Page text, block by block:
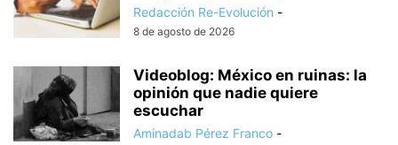
Redacción Re-Evolución -
8 de agosto de 2026
Videoblog: México en ruinas: la
opinión que nadie quiere
escuchar
Aminadab Pérez Franco -